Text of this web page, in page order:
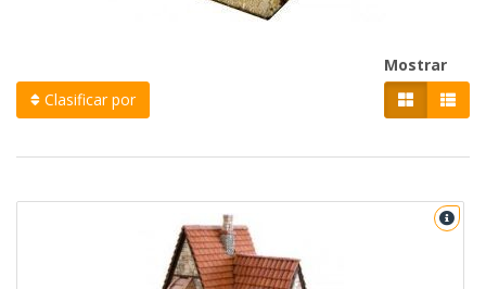
Clasificar por
Mostrar